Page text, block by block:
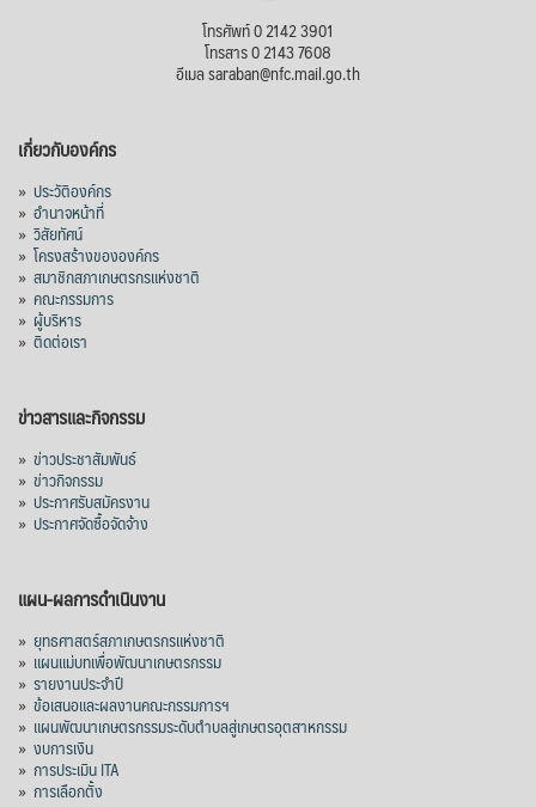
โทรศัพท์ 0 2142 3901
โทรสาร 0 2143 7608
อีเมล saraban@nfc.mail.go.th
เกี่ยวกับองค์กร
» ประวัติองค์กร
» อำนาจหน้าที่
» วิสัยทัศน์
» โครงสร้างขององค์กร
» สมาชิกสภาเกษตรกรแห่งชาติ
» คณะกรรมการ
» ผู้บริหาร
» ติดต่อเรา
ข่าวสารและกิจกรรม
» ข่าวประชาสัมพันธ์
» ข่าวกิจกรรม
» ประกาศรับสมัครงาน
» ประกาศจัดซื้อจัดจ้าง
แผน-ผลการดำเนินงาน
» ยุทธศาสตร์สภาเกษตรกรแห่งชาติ
» แผนแม่บทเพื่อพัฒนาเกษตรกรรม
» รายงานประจำปี
» ข้อเสนอและผลงานคณะกรรมการฯ
» แผนพัฒนาเกษตรกรรมระดับตำบลสู่เกษตรอุตสาหกรรม
» งบการเงิน
» การประเมิน ITA
» การเลือกตั้ง